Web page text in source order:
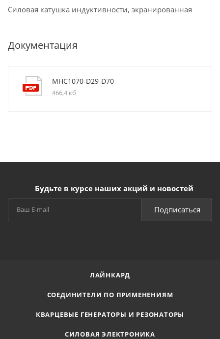
Силовая катушка индуктивности, экранированная
Документация
MHC1070-D29-D70
466,4 кб
Будьте в курсе наших акций и новостей
Подписаться
ЛАЙНКАРД
СОЕДИНИТЕЛИ ПО ПРИМЕНЕНИЯМ
КВАРЦЕВЫЕ ГЕНЕРАТОРЫ И РЕЗОНАТОРЫ
СИЛОВАЯ ЭЛЕКТРОНИКА